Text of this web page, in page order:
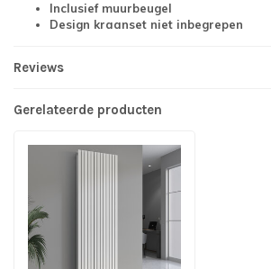
Inclusief muurbeugel
Design kraanset niet inbegrepen
Reviews
Gerelateerde producten